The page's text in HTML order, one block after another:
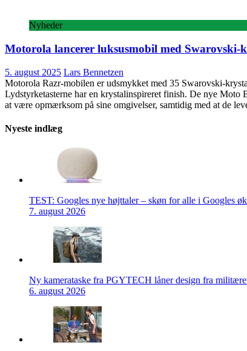
Nyheder
Motorola lancerer luksusmobil med Swarovski-
5. august 2025 Lars Bennetzen
Motorola Razr-mobilen er udsmykket med 35 Swarovski-
Lydstyrketasterne har en krystalinspireret finish. De nye
at være opmærksom på sine omgivelser, samtidig med at de
Nyeste indlæg
TEST: Googles nye højttaler – skøn for alle i Googles
7. august 2026
Ny kamerataske fra PGYTECH låner design fra
6. august 2026